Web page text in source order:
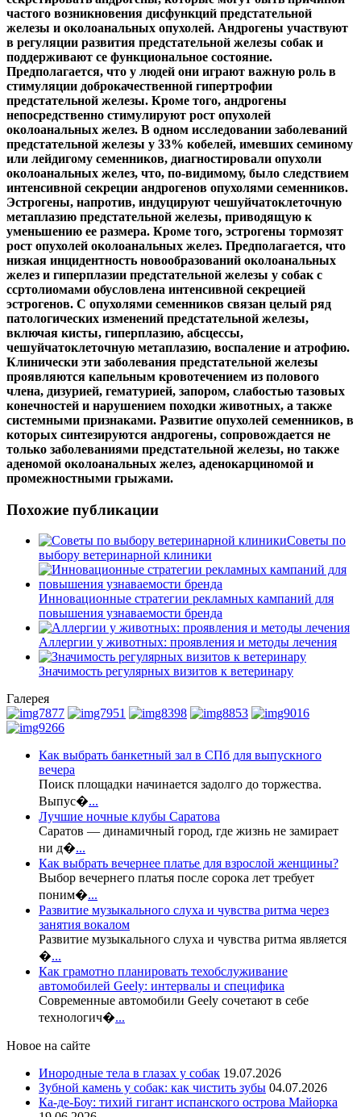
частого возникновения дисфункций предстательной
железы и околоанальных опухолей. Андрогены участвуют
в регуляции развития предстательной железы собак и
поддерживают се функциональное состояние.
Предполагается, что у людей они играют важную роль в
стимуляции доброкачественной гипертрофии
предстательной железы. Кроме того, андрогены
непосредственно стимулируют рост опухолей
околоанальных желез. В одном исследовании заболеваний
предстательной железы у 33% кобелей, имевших семиному
или лейдигому семенников, диагностировали опухоли
околоанальных желез, что, по-видимому, было следствием
интенсивной секреции андрогенов опухолями семенников.
Эстрогены, напротив, индуцируют чешуйчатоклеточную
метаплазию предстательной железы, приводящую к
уменьшению ее размера. Кроме того, эстрогены тормозят
рост опухолей околоанальных желез. Предполагается, что
низкая инцидентность новообразований околоанальных
желез и гиперплазии предстательной железы у собак с
ссртолиомами обусловлена интенсивной секрецией
эстрогенов. С опухолями семенников связан целый ряд
патологических изменений предстательной железы,
включая кисты, гиперплазию, абсцессы,
чешуйчатоклеточную метаплазию, воспаление и атрофию.
Клинически эти заболевания предстательной железы
проявляются капельным кровотечением из полового
члена, дизурией, гематурией, запором, слабостью тазовых
конечностей и нарушением походки животных, а также
системными признаками. Развитие опухолей семенников, в
которых синтезируются андрогены, сопровождается не
только заболеваниями предстательной железы, но также
аденомой околоанальных желез, аденокарциномой и
промежностными грыжами.
Похожие публикации
Советы по
выбору ветеринарной клиники
Инновационные стратегии рекламных кампаний для
повышения узнаваемости бренда
Аллергии у животных: проявления и методы лечения
Значимость регулярных визитов к ветеринару
Галерея
Как выбрать банкетный зал в СПб для выпускного
вечера
Поиск площадки начинается задолго до торжества.
Выпус�...
Лучшие ночные клубы Саратова
Саратов — динамичный город, где жизнь не замирает
ни д�...
Как выбрать вечернее платье для взрослой женщины?
Выбор вечернего платья после сорока лет требует
поним�...
Развитие музыкального слуха и чувства ритма через
занятия вокалом
Развитие музыкального слуха и чувства ритма является
�...
Как грамотно планировать техобслуживание
автомобилей Geely: интервалы и специфика
Современные автомобили Geely сочетают в себе
технологич�...
Новое на сайте
Инородные тела в глазах у собак 19.07.2026
Зубной камень у собак: как чистить зубы 04.07.2026
Ка-де-Боу: тихий гигант испанского острова Майорка